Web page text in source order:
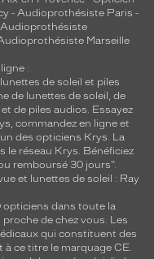
- Audioprothésiste Paris -
Audioprothésiste
Marseille
:
lunettes de soleil et piles
de lunettes de soleil, de
et de piles audios. Essayez
commandez en ligne et
des opticiens Krys. La
le réseau Krys. Bénéficiez
remboursé 30 jours".
et lunettes de soleil : Ray
opticiens dans toute la
proche de chez vous. Les
qui constituent des
ce titre le marquage CE.